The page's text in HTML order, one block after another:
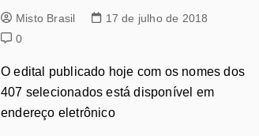
Misto Brasil
17 de julho de 2018
0
O edital publicado hoje com os nomes dos
407 selecionados está disponível em
endereço eletrônico